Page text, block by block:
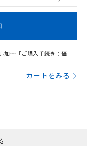
加～「ご購入手続き：価
カートをみる